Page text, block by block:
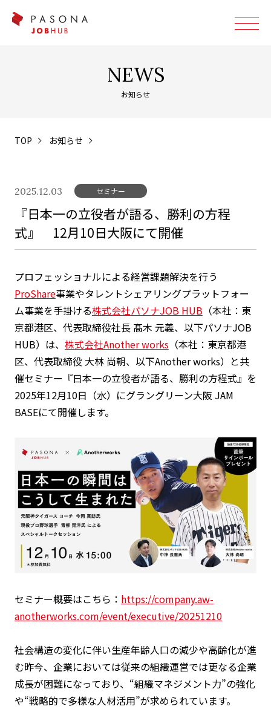
NEWS
お知らせ
TOP お知らせ
2025.12.03 セミナー
『日本一の立役者が語る、勝利の方程
式』 12月10日大阪にて開催
プロフェッショナルによる経営課題解決を行う
ProShare事業やタレントシェアリングプラットフォー
ム事業を手掛ける株式会社パソナJOB HUB（本社：東
京都港区、代表取締役社長 髙木 元義、以下パソナJOB
HUB）は、 株式会社Another works（本社：東京都港
区、代表取締役 大林 尚朝、以下Another works）と共
催セミナー『日本一の立役者が語る、勝利の方程式』を
2025年12月10日（水）にグラングリーン大阪 JAM
BASEにて開催します。
セミナー概要はこちら： https://company.aw-
anotherworks.com/event/executive/20251210
社会構造の変化に伴い生産年齢人口の減少や高齢化が進
む昨今、企業においては従来の組織運営では更なる企業
成長が困難になっており、“組織マネジメント力”の強化
や“戦略的で多様な人材活用”が求められています。